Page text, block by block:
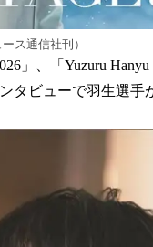
ス通信社刊）
」、「Yuzuru
タビューで羽生選手